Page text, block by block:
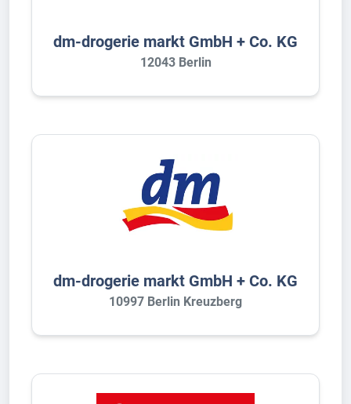
dm-drogerie markt GmbH + Co. KG
12043 Berlin
dm-drogerie markt GmbH + Co. KG
10997 Berlin Kreuzberg